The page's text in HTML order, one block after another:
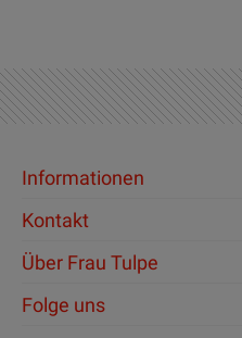
Informationen
Kontakt
Über Frau Tulpe
Folge uns